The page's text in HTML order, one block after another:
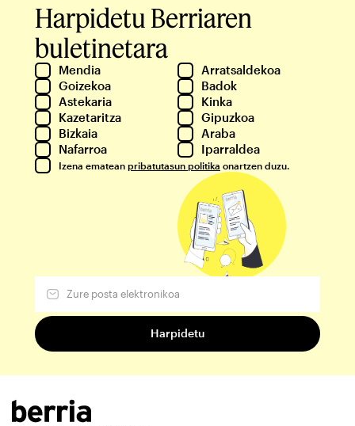
Harpidetu Berriaren
buletinetara
Mendia
Arratsaldekoa
Goizekoa
Badok
Astekaria
Kinka
Kazetaritza
Gipuzkoa
Bizkaia
Araba
Nafarroa
Iparraldea
Izena ematean pribatutasun politika onartzen duzu.